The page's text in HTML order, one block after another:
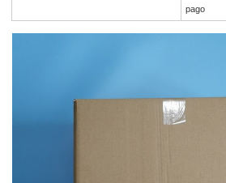
pago